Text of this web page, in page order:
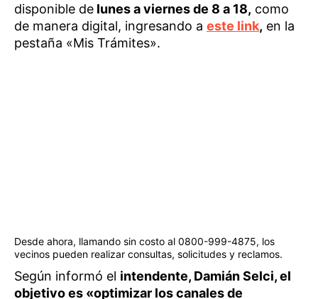
disponible de lunes a viernes de 8 a 18, como
de manera digital, ingresando a este link, en la
pestaña «Mis Trámites».
Desde ahora, llamando sin costo al 0800-999-4875, los
vecinos pueden realizar consultas, solicitudes y reclamos.
Según informó el intendente, Damián Selci, el
objetivo es «optimizar los canales de